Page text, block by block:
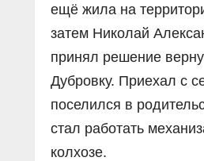
ещё жила на
затем Николай
принял решение
Дубровку. Приехал с
поселился в
стал работать
колхозе.